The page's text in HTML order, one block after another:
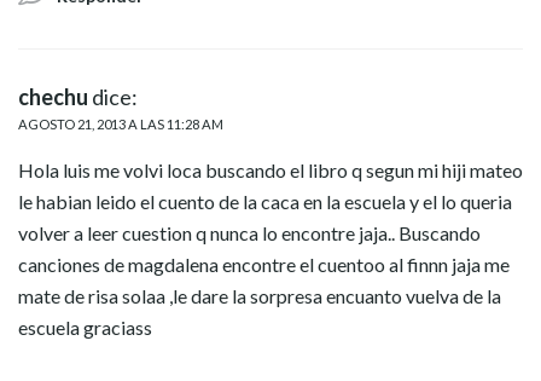
chechu dice:
AGOSTO 21, 2013 A LAS 11:28 AM
Hola luis me volvi loca buscando el libro q segun mi hiji mateo
le habian leido el cuento de la caca en la escuela y el lo queria
volver a leer cuestion q nunca lo encontre jaja.. Buscando
canciones de magdalena encontre el cuentoo al finnn jaja me
mate de risa solaa ,le dare la sorpresa encuanto vuelva de la
escuela graciass